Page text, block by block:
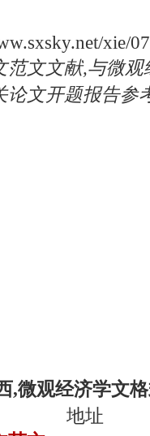
xie/
范文文献,与微
论文开题报告参
,微观经济学文
地址